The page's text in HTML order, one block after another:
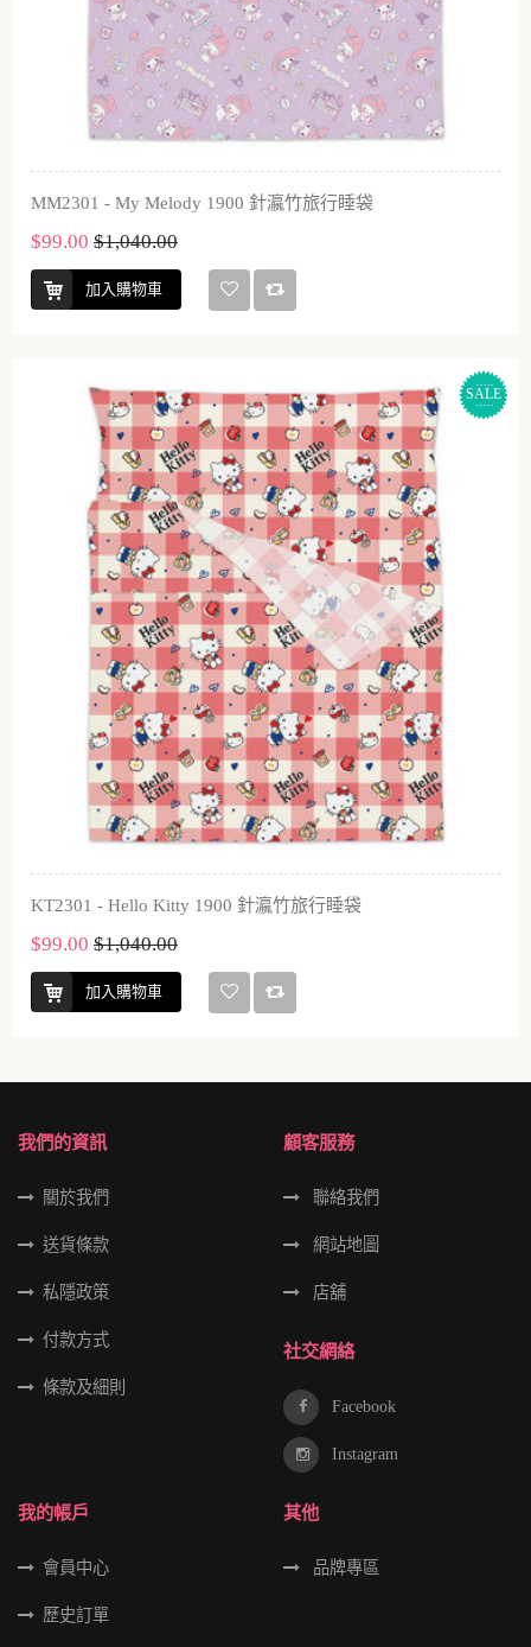
MM2301 - My Melody 1900 針瀛竹旅行睡袋
$99.00 $1,040.00
加入購物車
SALE
KT2301 - Hello Kitty 1900 針瀛竹旅行睡袋
$99.00 $1,040.00
加入購物車
我們的資訊
關於我們
送貨條款
私隱政策
付款方式
條款及細則
顧客服務
聯絡我們
網站地圖
店舖
社交網絡
Facebook
Instagram
我的帳戶
會員中心
歷史訂單
其他
品牌專區